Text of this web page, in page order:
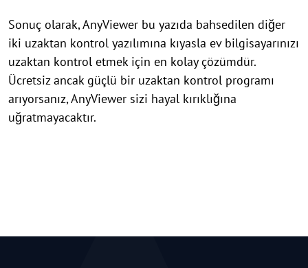
Sonuç olarak, AnyViewer bu yazıda bahsedilen diğer
iki uzaktan kontrol yazılımına kıyasla ev bilgisayarınızı
uzaktan kontrol etmek için en kolay çözümdür.
Ücretsiz ancak güçlü bir uzaktan kontrol programı
arıyorsanız, AnyViewer sizi hayal kırıklığına
uğratmayacaktır.